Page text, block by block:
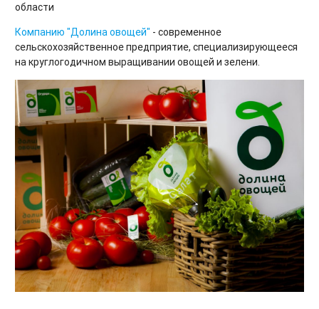
области
Компанию "Долина овощей" - современное
сельскохозяйственное предприятие, специализирующееся
на круглогодичном выращивании овощей и зелени.